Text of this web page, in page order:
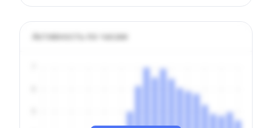
Активность по часам